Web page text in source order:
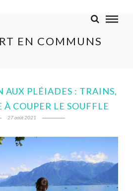
EN COMMUNS
AUX PLÉIADES : TRAINS,
À COUPER LE SOUFFLE
27 août 2021